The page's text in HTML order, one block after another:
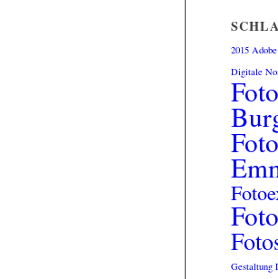
2015
Digitale
Gestaltung